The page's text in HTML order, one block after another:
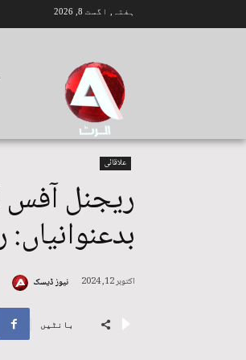
ہفتہ, اگست 8, 2026
علاقائی
اکتوبر 12, 2024 نیوز ڈیسک
بانٹیں